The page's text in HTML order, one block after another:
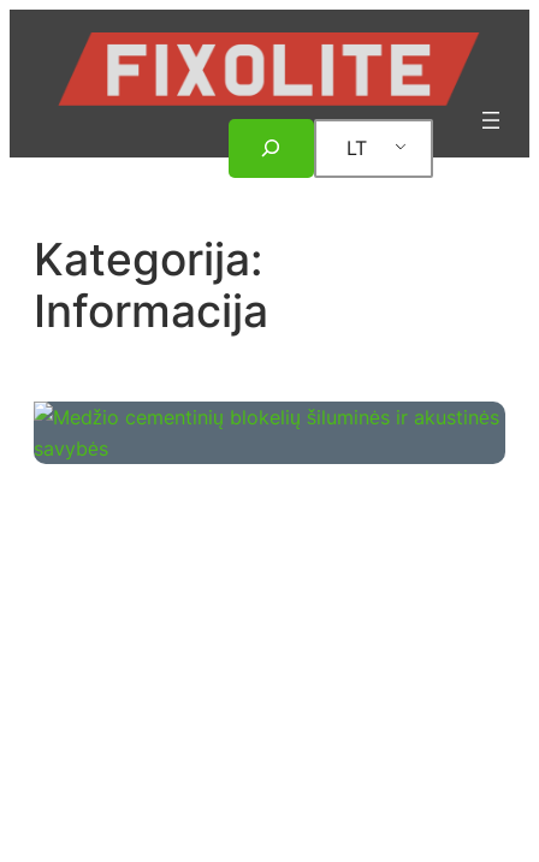
turinio
LT
Kategorija:
Informacija